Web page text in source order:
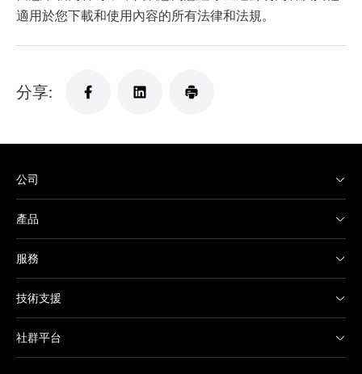
適用於您下載和使用內容的所有法律和法規。
分享:
公司
產品
服務
技術支援
社群平台